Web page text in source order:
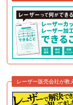
レーザー販売会社が教